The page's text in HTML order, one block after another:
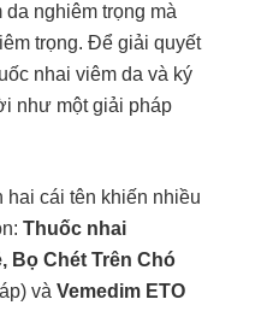
nghiêm trọng mà
trọng. Để giải quyết
nhai viêm da và ký
như một giải pháp
hai cái tên khiến nhiều
Thuốc nhai
Bọ Chét Trên Chó
và Vemedim ETO